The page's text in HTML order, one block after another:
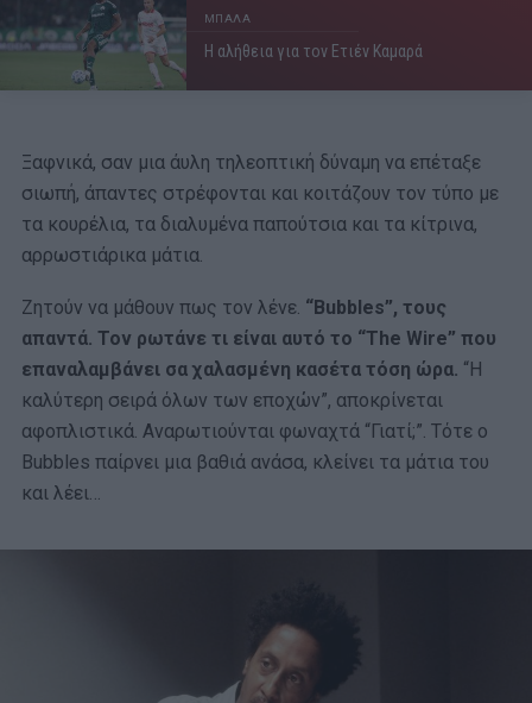
ΜΠΑΛΑ
Η αλήθεια για τον Ετιέν Καμαρά
Ξαφνικά, σαν μια άυλη τηλεοπτική δύναμη να επέταξε
σιωπή, άπαντες στρέφονται και κοιτάζουν τον τύπο με
τα κουρέλια, τα διαλυμένα παπούτσια και τα κίτρινα,
αρρωστιάρικα μάτια.
Ζητούν να μάθουν πως τον λένε. “Bubbles”, τους
απαντά. Τον ρωτάνε τι είναι αυτό το “The Wire” που
επαναλαμβάνει σα χαλασμένη κασέτα τόση ώρα. “Η
καλύτερη σειρά όλων των εποχών”, αποκρίνεται
αφοπλιστικά. Αναρωτιούνται φωναχτά “Γιατί;”. Τότε ο
Bubbles παίρνει μια βαθιά ανάσα, κλείνει τα μάτια του
και λέει…